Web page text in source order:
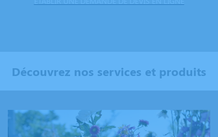
Découvrez nos services et produits